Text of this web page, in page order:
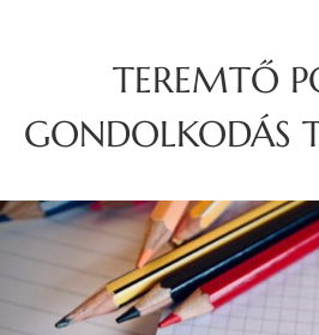
TEREMTŐ
GONDOLKODÁS